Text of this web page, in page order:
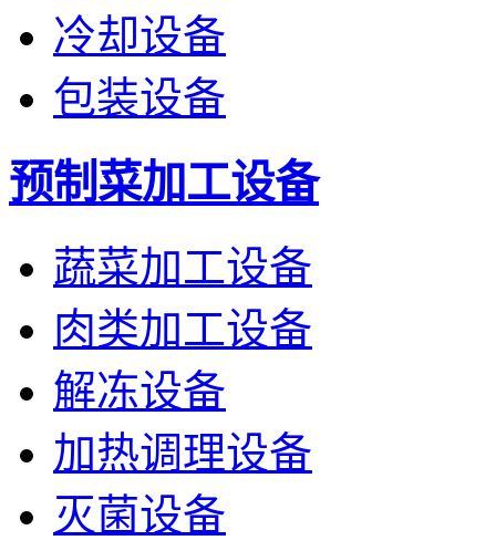
冷却设备
包装设备
预制菜加工设备
蔬菜加工设备
肉类加工设备
解冻设备
加热调理设备
灭菌设备